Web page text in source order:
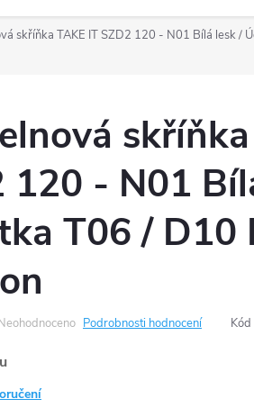
skříňka TAKE IT SZD2 120 - N01 Bílá lesk /
120 - N01
T06 / D10
Podrobnosti hodnocení